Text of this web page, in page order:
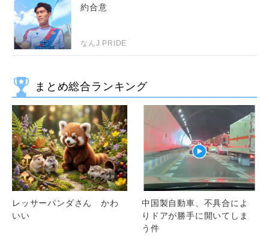
約合意
なんJ PRIDE
まとめ総合ランキング
レッサーパンダさん かわ
いい
中国製自動車、不具合によ
りドアが勝手に開いてしま
う件